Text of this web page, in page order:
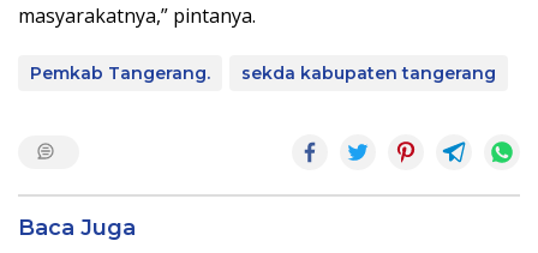
masyarakatnya,” pintanya.
Pemkab Tangerang. sekda kabupaten tangerang
Baca Juga